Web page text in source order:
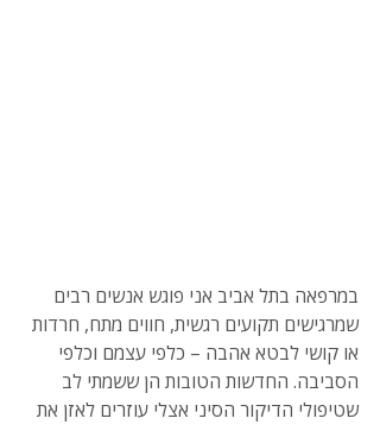
במרפאה בתל אביב אני פוגש אנשים רבים
שמרגישים תקועים רגשית, חווים מתח, חרדות
או קושי לבטא אהבה – כלפי עצמם וכלפי
הסביבה. החדשות הטובות הן ששמתי לב
שטיפולי הדיקור הסיני אצלי עוזרים לאזן את